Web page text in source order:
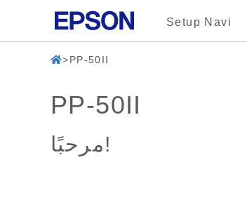
Setup Navi
PP-50II
PP-50II
مرحبًا!